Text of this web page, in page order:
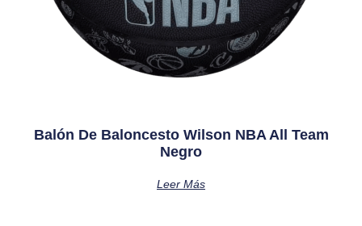
Balón De Baloncesto Wilson NBA All Team
Negro
Leer Más